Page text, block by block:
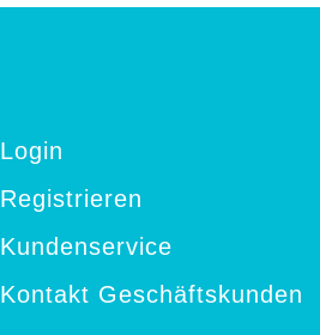
Login
Registrieren
Kundenservice
Kontakt Geschäftskunden